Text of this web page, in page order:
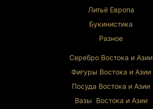
Литьё Европа
Букинистика
Разное
Серебро Востока и Азии
Фигуры Востока и Азии
Посуда Востока и Азии
Вазы Востока и Азии